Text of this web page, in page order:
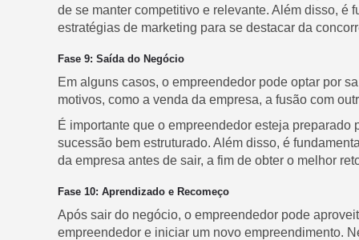
de se manter competitivo e relevante. Além disso, é
estratégias de marketing para se destacar da
Fase 9: Saída do Negócio
Em alguns casos, o empreendedor pode optar por
motivos, como a venda da empresa, a fusão com
É importante que o empreendedor esteja
sucessão bem estruturado. Além disso, é
da empresa antes de sair, a fim de obter o melhor
Fase 10: Aprendizado e Recomeço
Após sair do negócio, o empreendedor pode
empreendedor e iniciar um novo empreendimento.